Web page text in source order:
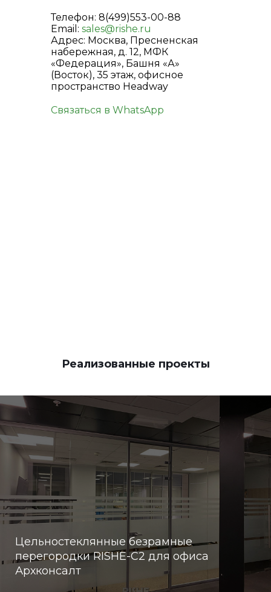
Телефон: 8(499)553-00-88
Email: sales@rishe.ru
Адрес: Москва, Пресненская
набережная, д. 12, МФК
«Федерация», Башня «А»
(Восток), 35 этаж, офисное
пространство Headway
Связаться в WhatsApp
Реализованные проекты
Цельностеклянные безрамные
перегородки RISHE-С2 для офиса
Архконсалт